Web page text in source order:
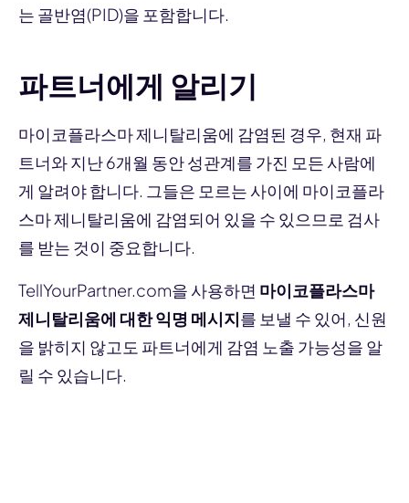
는 골반염(PID)을 포함합니다.
파트너에게 알리기
마이코플라스마 제니탈리움에 감염된 경우, 현재 파
트너와 지난 6개월 동안 성관계를 가진 모든 사람에
게 알려야 합니다. 그들은 모르는 사이에 마이코플라
스마 제니탈리움에 감염되어 있을 수 있으므로 검사
를 받는 것이 중요합니다.
TellYourPartner.com을 사용하면 마이코플라스마
제니탈리움에 대한 익명 메시지를 보낼 수 있어, 신원
을 밝히지 않고도 파트너에게 감염 노출 가능성을 알
릴 수 있습니다.